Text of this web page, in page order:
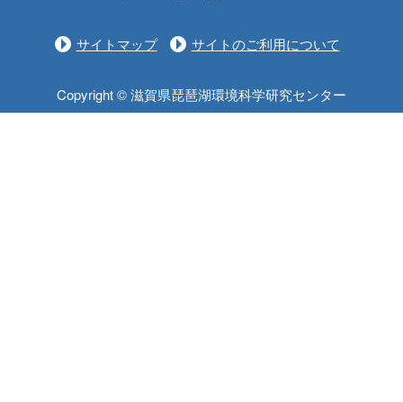
サイトマップ サイトのご利用について
Copyright © 滋賀県琵琶湖環境科学研究センター